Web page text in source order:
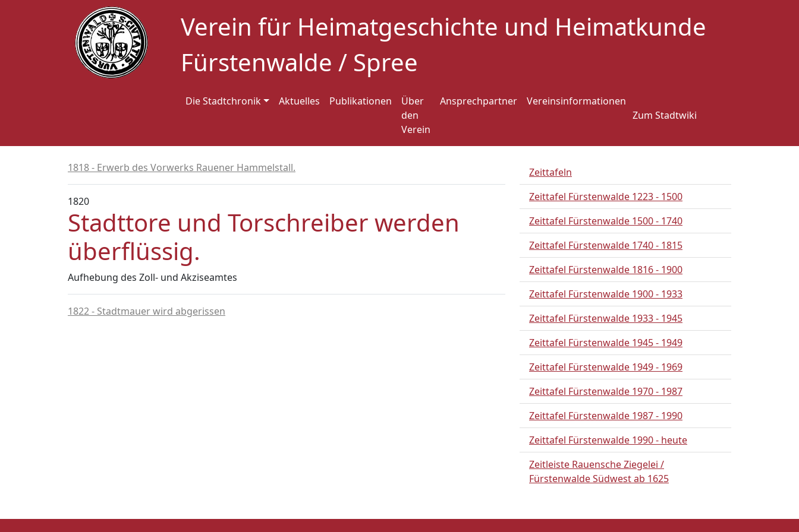
Verein für Heimatgeschichte und Heimatkunde
Fürstenwalde / Spree
Die Stadtchronik Aktuelles Publikationen
Über
den
Verein
Ansprechpartner
Vereinsinformationen
Zum Stadtwiki
1818 - Erwerb des Vorwerks Rauener Hammelstall.
1820
Stadttore und Torschreiber werden
überflüssig.
Aufhebung des Zoll- und Akziseamtes
1822 - Stadtmauer wird abgerissen
Zeittafeln
Zeittafel Fürstenwalde 1223 - 1500
Zeittafel Fürstenwalde 1500 - 1740
Zeittafel Fürstenwalde 1740 - 1815
Zeittafel Fürstenwalde 1816 - 1900
Zeittafel Fürstenwalde 1900 - 1933
Zeittafel Fürstenwalde 1933 - 1945
Zeittafel Fürstenwalde 1945 - 1949
Zeittafel Fürstenwalde 1949 - 1969
Zeittafel Fürstenwalde 1970 - 1987
Zeittafel Fürstenwalde 1987 - 1990
Zeittafel Fürstenwalde 1990 - heute
Zeitleiste Rauensche Ziegelei /
Fürstenwalde Südwest ab 1625